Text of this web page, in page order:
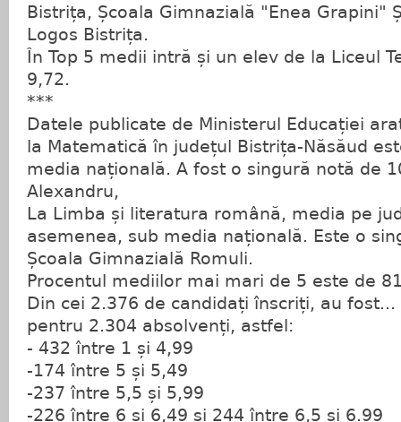
Bistrița, Școala Gimnazială "Enea Grapini"
Logos Bistrița.
În Top 5 medii intră și un elev de la Liceul
9,72.
***
Datele publicate de Ministerul Educației
la Matematică în județul Bistrița-Năsăud
media națională. A fost o singură notă de
Alexandru,
La Limba și literatura română, media pe
asemenea, sub media națională. Este o
Școala Gimnazială Romuli.
Procentul mediilor mai mari de 5 este de
Din cei 2.376 de candidați înscriți, au
pentru 2.304 absolvenți, astfel:
- 432 între 1 și 4,99
-174 între 5 și 5,49
-237 între 5,5 și 5,99
-226 între 6 și 6,49 și 244 între 6,5 și 6.99